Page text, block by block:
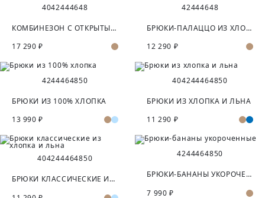
4042444648
КОМБИНЕЗОН С ОТКРЫТЫМ ПЛЕЧОМ
17 290 ₽
42444648
БРЮКИ-ПАЛАЦЦО ИЗ ХЛОПКА И ЛЬНА
12 290 ₽
4244464850
БРЮКИ ИЗ 100% ХЛОПКА
13 990 ₽
404244464850
БРЮКИ ИЗ ХЛОПКА И ЛЬНА
11 290 ₽
404244464850
БРЮКИ КЛАССИЧЕСКИЕ ИЗ ХЛОПКА И ЛЬНА
4244464850
БРЮКИ-БАНАНЫ УКОРОЧЕННЫЕ
7 990 ₽